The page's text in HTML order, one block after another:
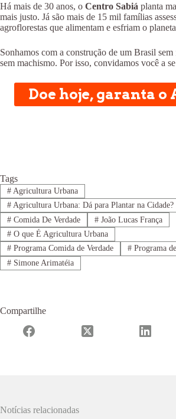
Há mais de 30 anos, o Centro Sabiá planta
mais justo. Já são mais de 15 mil famílias
agroflorestas que alimentam e esfriam o
Sonhamos com a construção de um Brasil
sem machismo. Por isso, convidamos você a
Doe hoje, garanta o
Tags
#Agricultura Urbana
#Agricultura Urbana: Dá para Plantar na Cidade?
#Comida De Verdade #João Lucas França
#O que É Agricultura Urbana
#Programa Comida de Verdade #Programa
#Simone Arimatéia
Compartilhe
Notícias relacionadas